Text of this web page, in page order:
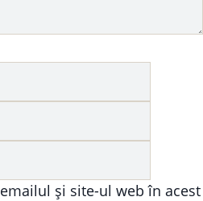
și site-ul web în acest